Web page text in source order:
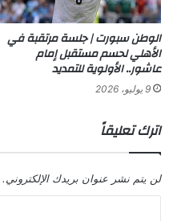
الوطن سبورت | جلسة مرتقبة في
الأهلي لحسم مستقبل إمام
عاشور.. الأولوية للتمديد
9 يوليو، 2026
اترك تعليقاً
لن يتم نشر عنوان بريدك الإلكتروني.